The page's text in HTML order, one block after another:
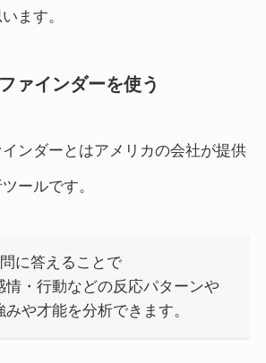
ます。
ァインダーを使う
ンダーとはアメリカの会社が提供
ールです。
に答えることで
情・行動などの反応パターンや
みや才能を分析できます。